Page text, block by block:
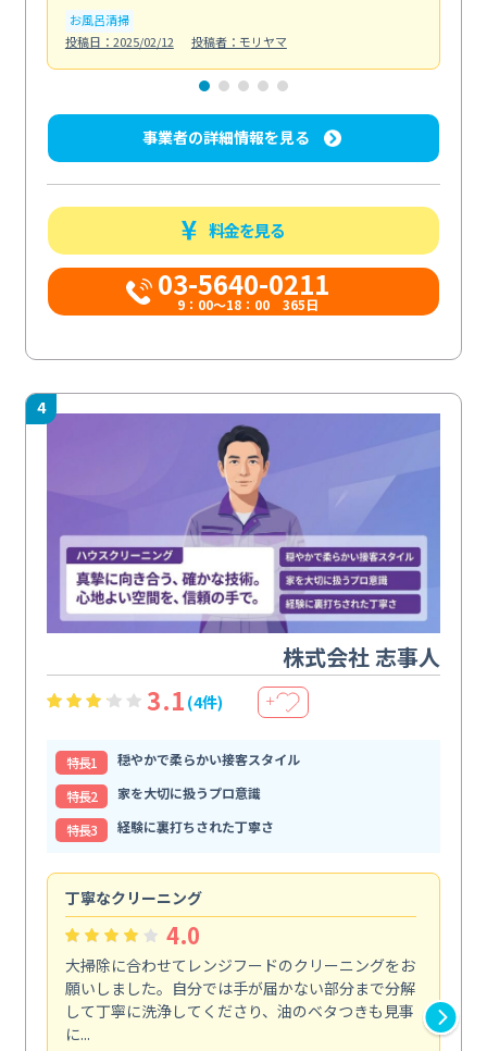
お風呂清掃
投稿日：2025/02/12
投稿者：モリヤマ
事業者の詳細情報を見る
料金を見る
03-5640-0211
9：00～18：00 365日
4
株式会社 志事人
3.1 (4件) ＋
特⻑1
穏やかで柔らかい接客スタイル
特⻑2
家を大切に扱うプロ意識
特⻑3
経験に裏打ちされた丁寧さ
丁寧なクリーニング
4.0
大掃除に合わせてレンジフードのクリーニングをお
願いしました。自分では手が届かない部分まで分解
して丁寧に洗浄してくださり、油のベタつきも見事
に...